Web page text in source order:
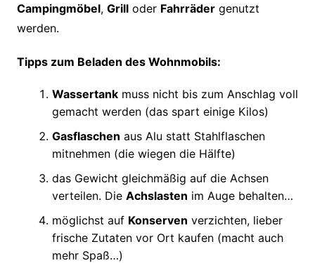
Campingmöbel, Grilloder Fahrrädergenutzt
werden.
Tipps zum Beladen des Wohnmobils:
Wassertankmuss nicht bis zum Anschlag voll
gemacht werden (das spart einige Kilos)
Gasflaschen aus Alu statt Stahlflaschen
mitnehmen (die wiegen die Hälfte)
das Gewicht gleichmäßig auf die Achsen
verteilen. Die Achslasten im Auge behalten…
möglichst auf Konserven verzichten, lieber
frische Zutaten vor Ort kaufen (macht auch
mehr Spaß…)